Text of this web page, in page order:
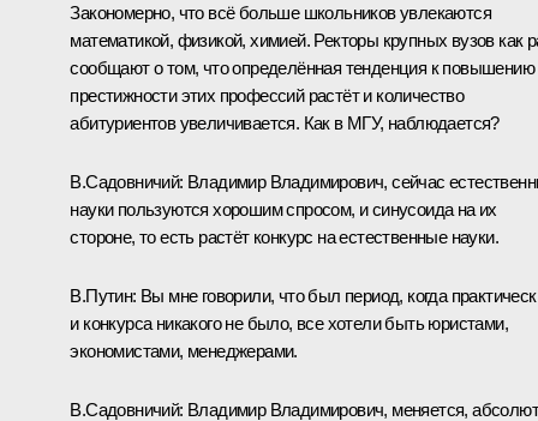
Закономерно, что всё больше школьников увлекаются
математикой, физикой, химией. Ректоры крупных вузов как
сообщают о том, что определённая тенденция к повышению
престижности этих профессий растёт и количество
абитуриентов увеличивается. Как в МГУ, наблюдается?
В.Садовничий: Владимир Владимирович, сейчас
науки пользуются хорошим спросом, и синусоида на их
стороне, то есть растёт конкурс на естественные науки.
В.Путин: Вы мне говорили, что был период, когда
и конкурса никакого не было, все хотели быть юристами,
экономистами, менеджерами.
В.Садовничий: Владимир Владимирович, меняется,